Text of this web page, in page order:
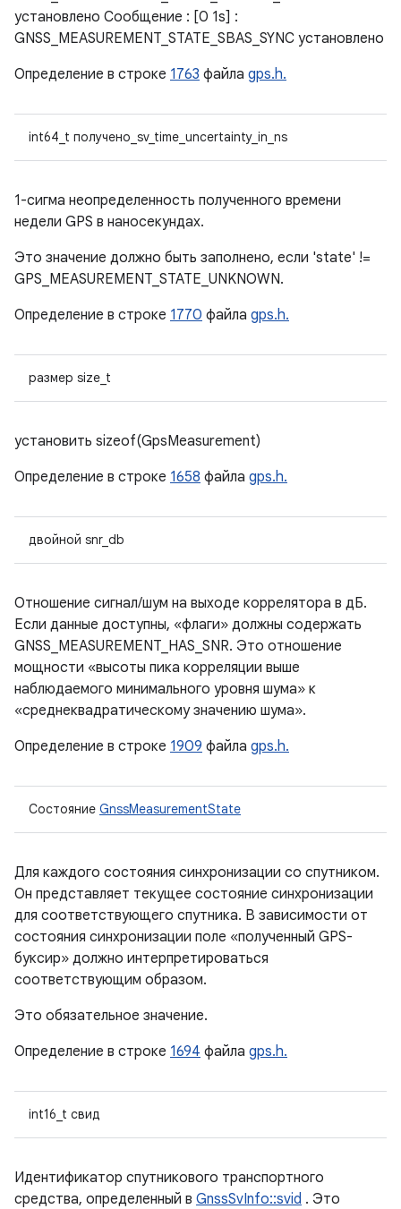
установлено Сообщение : [0 1s] :
GNSS_MEASUREMENT_STATE_SBAS_SYNC установлено
Определение в строке 1763 файла gps.h.
int64_t получено_sv_time_uncertainty_in_ns
1-сигма неопределенность полученного времени
недели GPS в наносекундах.
Это значение должно быть заполнено, если 'state' !=
GPS_MEASUREMENT_STATE_UNKNOWN.
Определение в строке 1770 файла gps.h.
размер size_t
установить sizeof(GpsMeasurement)
Определение в строке 1658 файла gps.h.
двойной snr_db
Отношение сигнал/шум на выходе коррелятора в дБ.
Если данные доступны, «флаги» должны содержать
GNSS_MEASUREMENT_HAS_SNR. Это отношение
мощности «высоты пика корреляции выше
наблюдаемого минимального уровня шума» к
«среднеквадратическому значению шума».
Определение в строке 1909 файла gps.h.
Состояние GnssMeasurementState
Для каждого состояния синхронизации со спутником.
Он представляет текущее состояние синхронизации
для соответствующего спутника. В зависимости от
состояния синхронизации поле «полученный GPS-
буксир» должно интерпретироваться
соответствующим образом.
Это обязательное значение.
Определение в строке 1694 файла gps.h.
int16_t свид
Идентификатор спутникового транспортного
средства, определенный в GnssSvInfo::svid . Это